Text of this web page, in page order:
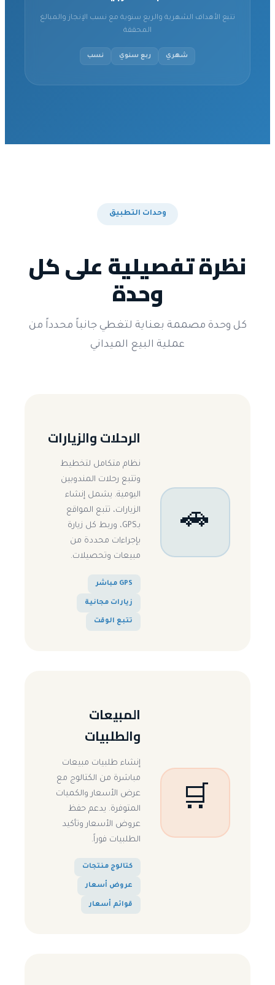
تتبع الأهداف الشهرية والربع سنوية مع نسب الإنجاز والمبالغ
المحققة
شهري ربع سنوي نسب
وحدات التطبيق
نظرة تفصيلية على كل
وحدة
كل وحدة مصممة بعناية لتغطي جانباً محدداً من
عملية البيع الميداني
🚗
الرحلات والزيارات
نظام متكامل لتخطيط
وتتبع رحلات المندوبين
اليومية. يشمل إنشاء
الزيارات، تتبع المواقع
بـGPS، وربط كل زيارة
بإجراءات محددة من
مبيعات وتحصيلات.
GPS مباشر
زيارات مجانية
تتبع الوقت
🛒
المبيعات
والطلبيات
إنشاء طلبيات مبيعات
مباشرة من الكتالوج مع
عرض الأسعار والكميات
المتوفرة. يدعم حفظ
عروض الأسعار وتأكيد
الطلبيات فوراً.
كتالوج منتجات
عروض أسعار
قوائم أسعار